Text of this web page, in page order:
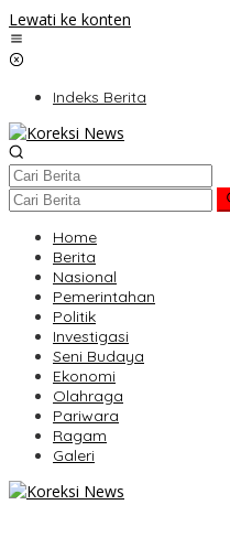
Lewati ke konten
Indeks Berita
Home
Berita
Nasional
Pemerintahan
Politik
Investigasi
Seni Budaya
Ekonomi
Olahraga
Pariwara
Ragam
Galeri